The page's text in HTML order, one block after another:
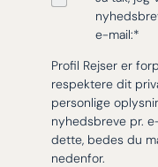
e-mail:*
Profil Rejser er
respektere dit
personlige
nyhedsbreve pr.
dette, bedes du
nedenfor.